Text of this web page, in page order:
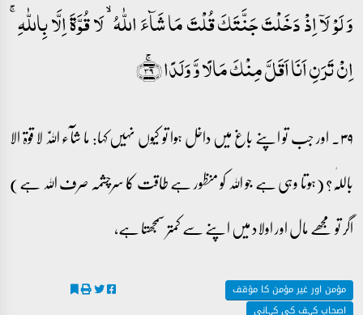
وَ لَوۡ لَاۤ اِذۡ دَخَلۡتَ جَنَّتَکَ قُلۡتَ مَا شَآءَ اللّٰہُ ۙ لَا قُوَّۃَ اِلَّا بِاللّٰہِ ۚ
اِنۡ تَرَنِ اَنَا اَقَلَّ مِنۡکَ مَالًا وَّ وَلَدًا ﴿ۚ۳۹﴾
۳۹۔ اور جب تو اپنے باغ میں داخل ہوا تو کیوں نہیں کہا: ما شآء اللّٰہ لا قوۃ الا
باللّٰہ؟ (ہوتا وہی ہے جو اللہ کو منظور ہے طاقت کا سرچشمہ صرف اللہ ہے)
اگر تو مجھے مال اور اولاد میں اپنے سے کمتر سمجھتا ہے،
مؤمن اور غیر مؤمن کا مؤقف
اصحاب کہف کی کہانی